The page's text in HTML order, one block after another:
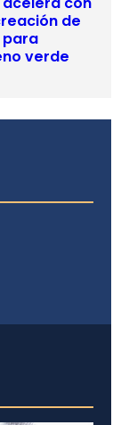
de
para
verde